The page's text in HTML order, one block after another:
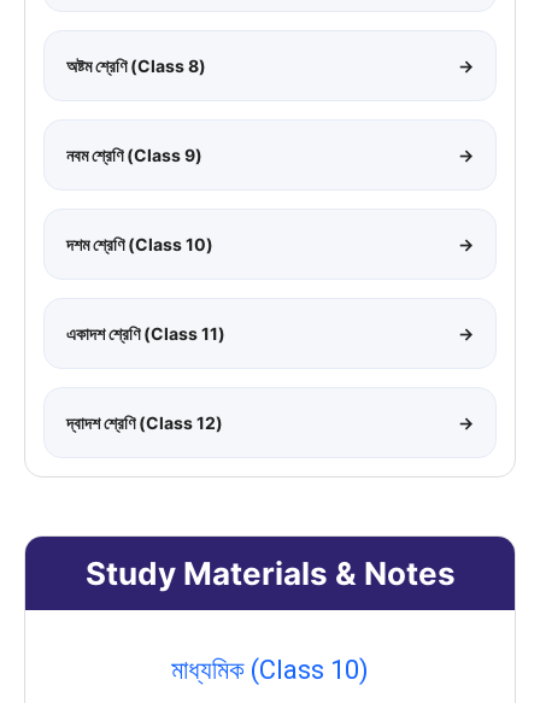
অষ্টম শ্রেণি (Class 8) →
নবম শ্রেণি (Class 9) →
দশম শ্রেণি (Class 10) →
একাদশ শ্রেণি (Class 11) →
দ্বাদশ শ্রেণি (Class 12) →
Study Materials & Notes
মাধ্যমিক (Class 10)